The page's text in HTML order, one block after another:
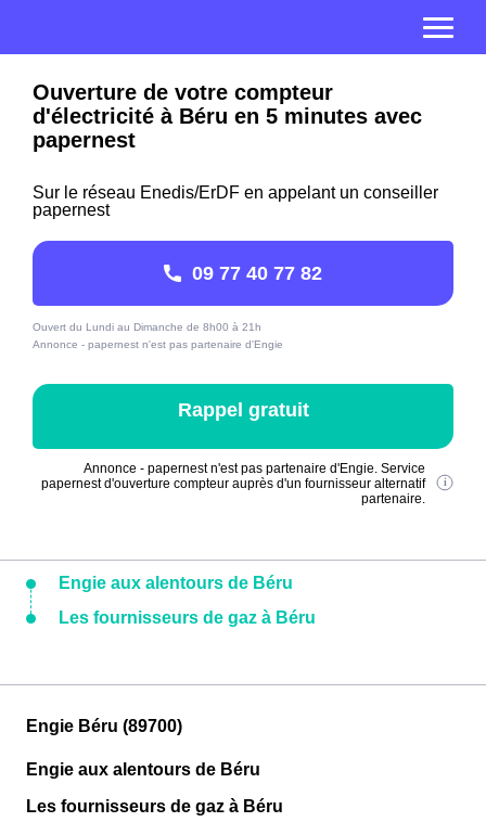
Ouverture de votre compteur
d'électricité à Béru en 5 minutes avec
papernest
Sur le réseau Enedis/ErDF en appelant un conseiller
papernest
09 77 40 77 82
Ouvert du Lundi au Dimanche de 8h00 à 21h
Annonce - papernest n'est pas partenaire d'Engie
Rappel gratuit
Annonce - papernest n'est pas partenaire d'Engie. Service
papernest d'ouverture compteur auprès d'un fournisseur alternatif
partenaire.
Engie aux alentours de Béru
Les fournisseurs de gaz à Béru
Engie Béru (89700)
Engie aux alentours de Béru
Les fournisseurs de gaz à Béru